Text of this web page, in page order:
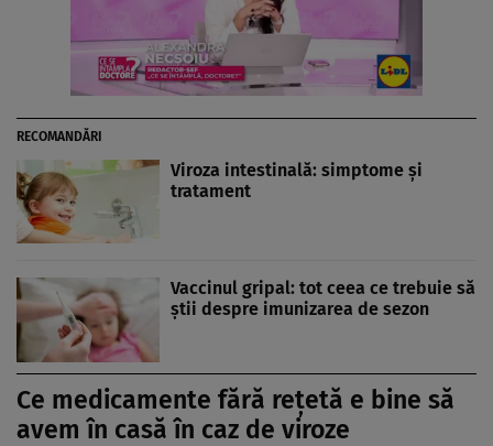
RECOMANDĂRI
Viroza intestinală: simptome şi
tratament
Vaccinul gripal: tot ceea ce trebuie să
știi despre imunizarea de sezon
Ce medicamente fără rețetă e bine să
avem în casă în caz de viroze